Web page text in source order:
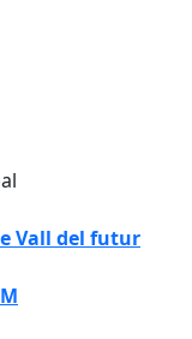
Vall del futur